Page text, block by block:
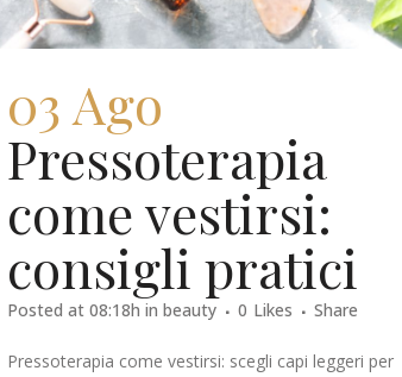
03 Ago
Pressoterapia
come vestirsi:
consigli pratici
Posted at 08:18h in beauty 0 Likes Share
Pressoterapia come vestirsi: scegli capi leggeri per